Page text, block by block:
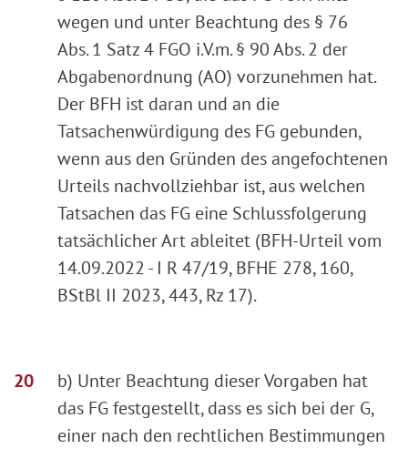
wegen und unter Beachtung des § 76
Abs. 1 Satz 4 FGO i.V.m. § 90 Abs. 2 der
Abgabenordnung (AO) vorzunehmen hat.
Der BFH ist daran und an die
Tatsachenwürdigung des FG gebunden,
wenn aus den Gründen des angefochtenen
Urteils nachvollziehbar ist, aus welchen
Tatsachen das FG eine Schlussfolgerung
tatsächlicher Art ableitet (BFH-Urteil vom
14.09.2022 - I R 47/19, BFHE 278, 160,
BStBl II 2023, 443, Rz 17).
b) Unter Beachtung dieser Vorgaben hat
das FG festgestellt, dass es sich bei der G,
einer nach den rechtlichen Bestimmungen